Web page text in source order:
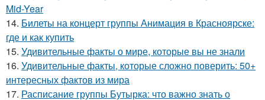
Mid-Year
14. Билеты на концерт группы Анимация в Красноярске:
где и как купить
15. Удивительные факты о мире, которые вы не знали
16. Удивительные факты, которые сложно поверить: 50+
интересных фактов из мира
17. Расписание группы Бутырка: что важно знать о